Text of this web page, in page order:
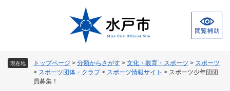
現在地 トップページ > 分類からさがす > 文化・教育・スポーツ > スポーツ
> スポーツ団体・クラブ > スポーツ情報サイト > スポーツ少年団団
員募集！